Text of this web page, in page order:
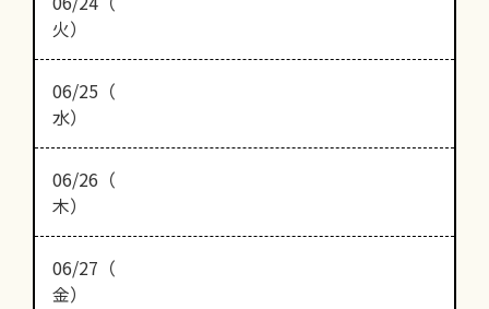
火）
06/25（
水）
06/26（
木）
06/27（
金）